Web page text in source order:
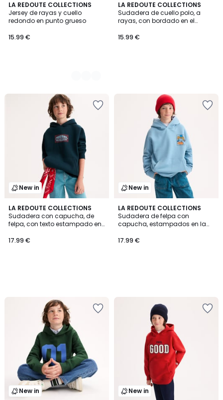
LA REDOUTE COLLECTIONS
Jersey de rayas y cuello
redondo en punto grueso
15.99 €
2
Colores
LA REDOUTE COLLECTIONS
Sudadera de cuello polo, a
rayas, con bordado en el
15.99 €
New in
LA REDOUTE COLLECTIONS
Sudadera con capucha, de
felpa, con texto estampado en
17.99 €
New in
LA REDOUTE COLLECTIONS
Sudadera de felpa con
capucha, estampados en la
17.99 €
New in New in